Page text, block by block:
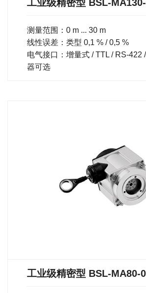
工业级精密型 BSL-
测量范围：0 m ... 30 m
线性误差：类型 0,1 % / 0,5 %
电气接口：增量式 / TTL / RS-422
器可选
工业级精密型 BSL-MA80-